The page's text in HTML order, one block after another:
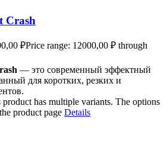
Crash
₽Price range: 12000,00 ₽ through
— это современный эффектный
для коротких, резких и
product has multiple variants. The options
product page Details